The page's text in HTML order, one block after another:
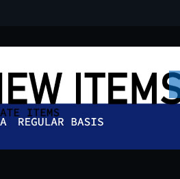
Next